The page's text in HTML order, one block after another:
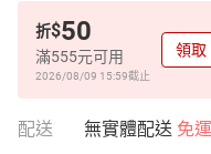
折$50
滿555元可用
2026/08/09 15:59截止
領取
配送 無實體配送 免運